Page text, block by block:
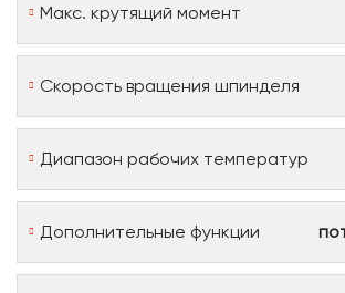
Макс. крутящий момент
Скорость вращения шпинделя
Диапазон рабочих температур
Дополнительные функции